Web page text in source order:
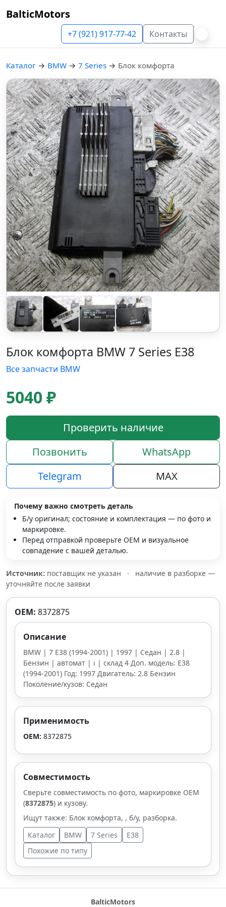
BalticMotors
+7 (921) 917-77-42 Контакты
Каталог → BMW → 7 Series → Блок комфорта
Блок комфорта BMW 7 Series E38
Все запчасти BMW
5040 ₽
Проверить наличие
Позвонить
WhatsApp
Telegram
MAX
Почему важно смотреть деталь
Б/у оригинал; состояние и комплектация — по фото и
маркировке.
Перед отправкой проверьте OEM и визуальное
совпадение с вашей деталью.
Источник: поставщик не указан ·
наличие в разборке —
уточняйте после заявки
OEM: 8372875
Описание
BMW | 7 E38 (1994-2001) | 1997 | Седан | 2.8 |
Бензин | автомат | i | склад 4 Доп. модель: E38
(1994-2001) Год: 1997 Двигатель: 2.8 Бензин
Поколение/кузов: Седан
Применимость
OEM: 8372875
Совместимость
Сверьте совместимость по фото, маркировке OEM
(8372875) и кузову.
Ищут также: Блок комфорта, , б/у, разборка.
Каталог
BMW 7 Series
E38
Похожие по типу
BalticMotors